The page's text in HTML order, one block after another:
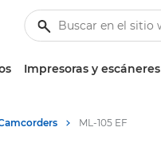
Impresoras y escáneres
ML-105 EF